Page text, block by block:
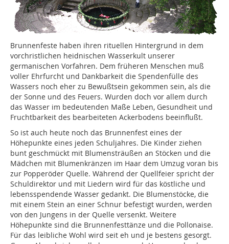
Brunnenfeste haben ihren rituellen Hintergrund in dem
vorchristlichen heidnischen Wasserkult unserer
germanischen Vorfahren. Dem früheren Menschen muß
voller Ehrfurcht und Dankbarkeit die Spendenfülle des
Wassers noch eher zu Bewußtsein gekommen sein, als die
der Sonne und des Feuers. Wurden doch vor allem durch
das Wasser im bedeutenden Maße Leben, Gesundheit und
Fruchtbarkeit des bearbeiteten Ackerbodens beeinflußt.
So ist auch heute noch das Brunnenfest eines der
Höhepunkte eines jeden Schuljahres. Die Kinder ziehen
bunt geschmückt mit Blumensträußen an Stöcken und die
Mädchen mit Blumenkränzen im Haar dem Umzug voran bis
zur Popperöder Quelle. Während der Quellfeier spricht der
Schuldirektor und mit Liedern wird für das köstliche und
lebensspendende Wasser gedankt. Die Blumenstöcke, die
mit einem Stein an einer Schnur befestigt wurden, werden
von den Jungens in der Quelle versenkt. Weitere
Höhepunkte sind die Brunnenfesttänze und die Pollonaise.
Für das leibliche Wohl wird seit eh und je bestens gesorgt.